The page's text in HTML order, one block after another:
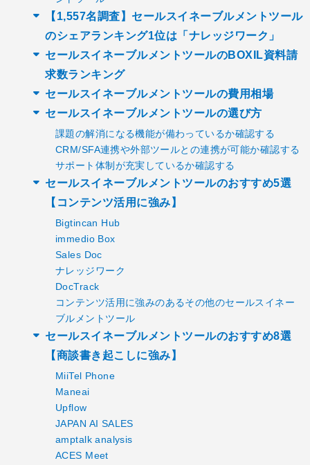
【1,557名調査】セールスイネーブルメントツール
のシェアランキング1位は「ナレッジワーク」
セールスイネーブルメントツールのBOXIL資料請
求数ランキング
セールスイネーブルメントツールの費用相場
セールスイネーブルメントツールの選び方
課題の解消になる機能が備わっているか確認する
CRM/SFA連携や外部ツールとの連携が可能か確認する
サポート体制が充実しているか確認する
セールスイネーブルメントツールのおすすめ5選
【コンテンツ活用に強み】
Bigtincan Hub
immedio Box
Sales Doc
ナレッジワーク
DocTrack
コンテンツ活用に強みのあるその他のセールスイネー
ブルメントツール
セールスイネーブルメントツールのおすすめ8選
【商談書き起こしに強み】
MiiTel Phone
Maneai
Upflow
JAPAN AI SALES
amptalk analysis
ACES Meet